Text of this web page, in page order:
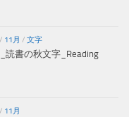
/ 11月 / 文字
読書の秋文字_Reading
/ 11月